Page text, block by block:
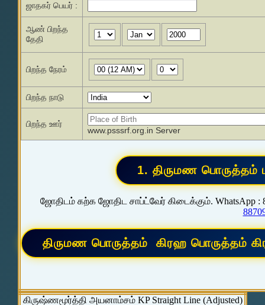
ஜாதகர் பெயர் :
ஆண் பிறந்த
தேதி
பிறந்த நேரம்
பிறந்த நாடு
பிறந்த ஊர்
www.psssrf.org.in Server
ஜோதிடம் கற்க ஜோதிட சாப்ட்வேர் கிடைக்கும். WhatsApp :
கிருஷ்ணமூர்த்தி அயனாம்சம் KP Straight Line (Adjusted)